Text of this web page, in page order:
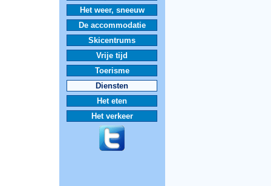
Het weer, sneeuw
De accommodatie
Skicentrums
Vrije tijd
Toerisme
Diensten
Het eten
Het verkeer